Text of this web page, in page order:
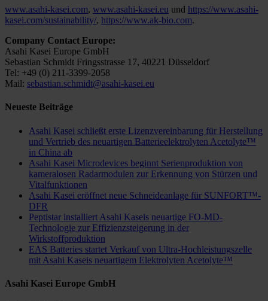
www.asahi-kasei.com, www.asahi-kasei.eu und https://www.asahi-
kasei.com/sustainability/, https://www.ak-bio.com.
Company Contact Europe:
Asahi Kasei Europe GmbH
Sebastian Schmidt Fringsstrasse 17, 40221 Düsseldorf
Tel: +49 (0) 211-3399-2058
Mail: sebastian.schmidt@asahi-kasei.eu
Neueste Beiträge
Asahi Kasei schließt erste Lizenzvereinbarung für Herstellung
und Vertrieb des neuartigen Batterieelektrolyten Acetolyte™
in China ab
Asahi Kasei Microdevices beginnt Serienproduktion von
kameralosen Radarmodulen zur Erkennung von Stürzen und
Vitalfunktionen
Asahi Kasei eröffnet neue Schneideanlage für SUNFORT™-
DFR
Peptistar installiert Asahi Kaseis neuartige FO-MD-
Technologie zur Effizienzsteigerung in der
Wirkstoffproduktion
EAS Batteries startet Verkauf von Ultra-Hochleistungszelle
mit Asahi Kaseis neuartigem Elektrolyten Acetolyte™
Asahi Kasei Europe GmbH